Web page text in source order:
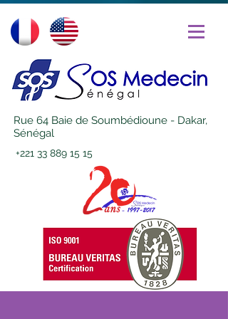
Rue 64 Baie de Soumbédioune - Dakar,
Sénégal
+221 33 889 15 15